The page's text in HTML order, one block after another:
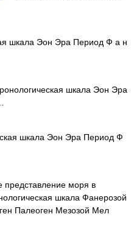
шкала Эон Эра Период Ф а н
шкала Эон Эра
шкала Эон Эра Период Ф
моря в
шкала Фанерозой
Палеоген Мезозой Мел